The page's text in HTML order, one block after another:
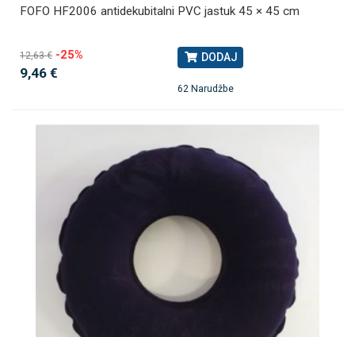
FOFO HF2006 antidekubitalni PVC jastuk 45 × 45 cm
12,63 € -25%
9,46 €
DODAJ
62 Narudžbe